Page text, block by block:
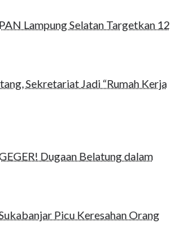
Lampung Selatan Targetkan 12
Sekretariat Jadi “Rumah Kerja
Dugaan Belatung dalam
Picu Keresahan Orang